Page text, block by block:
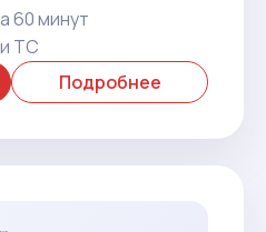
60 минут
ТС
Подробнее